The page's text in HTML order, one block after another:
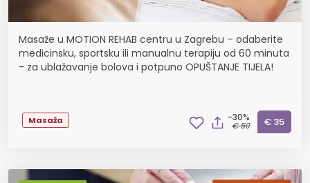
Masaže u MOTION REHAB centru u Zagrebu – odaberite
medicinsku, sportsku ili manualnu terapiju od 60 minuta
- za ublažavanje bolova i potpuno OPUŠTANJE TIJELA!
Masaža -30%
€ 50 € 35